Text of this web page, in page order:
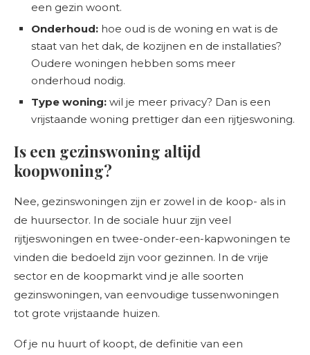
een gezin woont.
Onderhoud: hoe oud is de woning en wat is de
staat van het dak, de kozijnen en de installaties?
Oudere woningen hebben soms meer
onderhoud nodig.
Type woning: wil je meer privacy? Dan is een
vrijstaande woning prettiger dan een rijtjeswoning.
Is een gezinswoning altijd
koopwoning?
Nee, gezinswoningen zijn er zowel in de koop- als in
de huursector. In de sociale huur zijn veel
rijtjeswoningen en twee-onder-een-kapwoningen te
vinden die bedoeld zijn voor gezinnen. In de vrije
sector en de koopmarkt vind je alle soorten
gezinswoningen, van eenvoudige tussenwoningen
tot grote vrijstaande huizen.
Of je nu huurt of koopt, de definitie van een